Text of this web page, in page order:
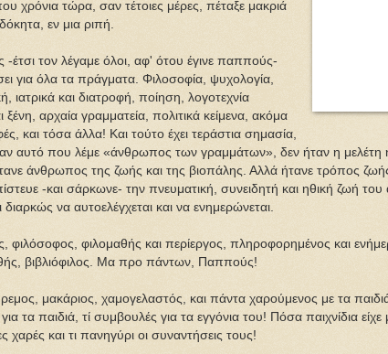
χρόνια τώρα, σαν τέτοιες μέρες, πέταξε μακριά
εν μια ριπή.
τον λέγαμε όλοι, αφ' ότου έγινε παππούς-
για όλα τα πράγματα. Φιλοσοφία, ψυχολογία,
ιατρικά και διατροφή, ποίηση, λογοτεχνία
ξένη, αρχαία γραμματεία, πολιτικά κείμενα, ακόμα
και τόσα άλλα! Και τούτο έχει τεράστια σημασία,
αυτό που λέμε «άνθρωπος των γραμμάτων», δεν ήταν η μελέτη
άνθρωπος της ζωής και της βιοπάλης. Αλλά ήτανε τρόπος
-και σάρκωνε- την πνευματική, συνειδητή και ηθική ζωή
να αυτοελέγχεται και να ενημερώνεται.
φιλομαθής και περίεργος, πληροφορημένος και
βιβλιόφιλος. Μα προ πάντων, Παππούς!
μακάριος, χαμογελαστός, και πάντα χαρούμενος με τα
τα παιδιά, τί συμβουλές για τα εγγόνια του! Πόσα παιχνίδια είχε
χαρές και τι πανηγύρι οι συναντήσεις τους!